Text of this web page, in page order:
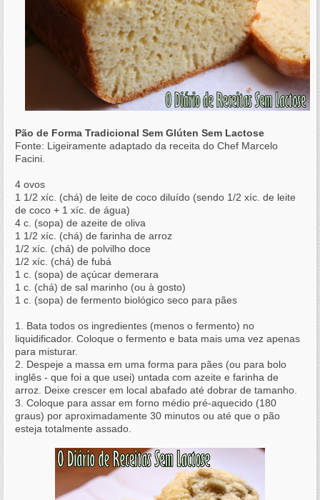
Pão de Forma Tradicional Sem Glúten Sem Lactose
Fonte: Ligeiramente adaptado da receita do Chef Marcelo
Facini.
4 ovos
1 1/2 xíc. (chá) de leite de coco diluído (sendo 1/2 xíc. de leite
de coco + 1 xíc. de água)
4 c. (sopa) de azeite de oliva
1 1/2 xíc. (chá) de farinha de arroz
1/2 xíc. (chá) de polvilho doce
1/2 xíc. (chá) de fubá
1 c. (sopa) de açúcar demerara
1 c. (chá) de sal marinho (ou à gosto)
1 c. (sopa) de fermento biológico seco para pães
1. Bata todos os ingredientes (menos o fermento) no
liquidificador. Coloque o fermento e bata mais uma vez apenas
para misturar.
2. Despeje a massa em uma forma para pães (ou para bolo
inglês - que foi a que usei) untada com azeite e farinha de
arroz. Deixe crescer em local abafado até dobrar de tamanho.
3. Coloque para assar em forno médio pré-aquecido (180
graus) por aproximadamente 30 minutos ou até que o pão
esteja totalmente assado.